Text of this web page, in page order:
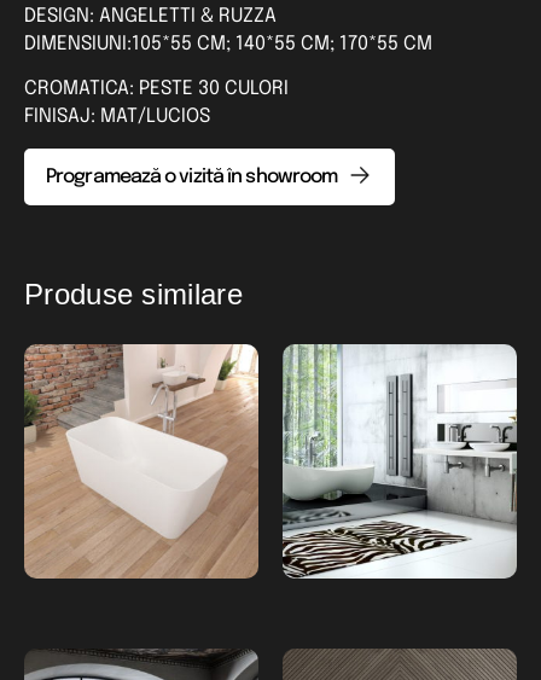
DESIGN: ANGELETTI & RUZZA
DIMENSIUNI:105*55 CM; 140*55 CM; 170*55 CM
CROMATICA: PESTE 30 CULORI
FINISAJ: MAT/LUCIOS
Programează o vizită în showroom
Produse similare